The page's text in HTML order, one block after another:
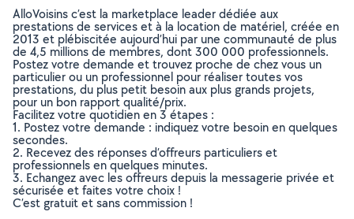
AlloVoisins c’est la marketplace leader dédiée aux
prestations de services et à la location de matériel, créée en
2013 et plébiscitée aujourd’hui par une communauté de plus
de 4,5 millions de membres, dont 300 000 professionnels.
Postez votre demande et trouvez proche de chez vous un
particulier ou un professionnel pour réaliser toutes vos
prestations, du plus petit besoin aux plus grands projets,
pour un bon rapport qualité/prix.
Facilitez votre quotidien en 3 étapes :
1. Postez votre demande : indiquez votre besoin en quelques
secondes.
2. Recevez des réponses d’offreurs particuliers et
professionnels en quelques minutes.
3. Echangez avec les offreurs depuis la messagerie privée et
sécurisée et faites votre choix !
C’est gratuit et sans commission !